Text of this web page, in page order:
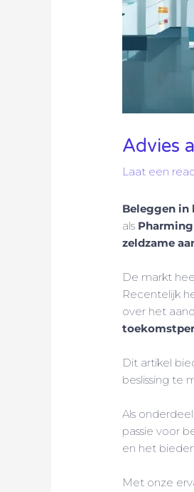
Advies
Laat een
Beleggen in
als Pharming
zeldzame
De markt
Recentelijk
over het
Dit artikel
beslissing te
Als
passie voor
en het
Met onze